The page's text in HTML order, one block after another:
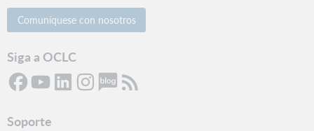
Comuníquese con nosotros
Siga a OCLC
Soporte